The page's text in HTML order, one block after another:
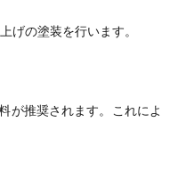
げの塗装を行います。
が推奨されます。これによ